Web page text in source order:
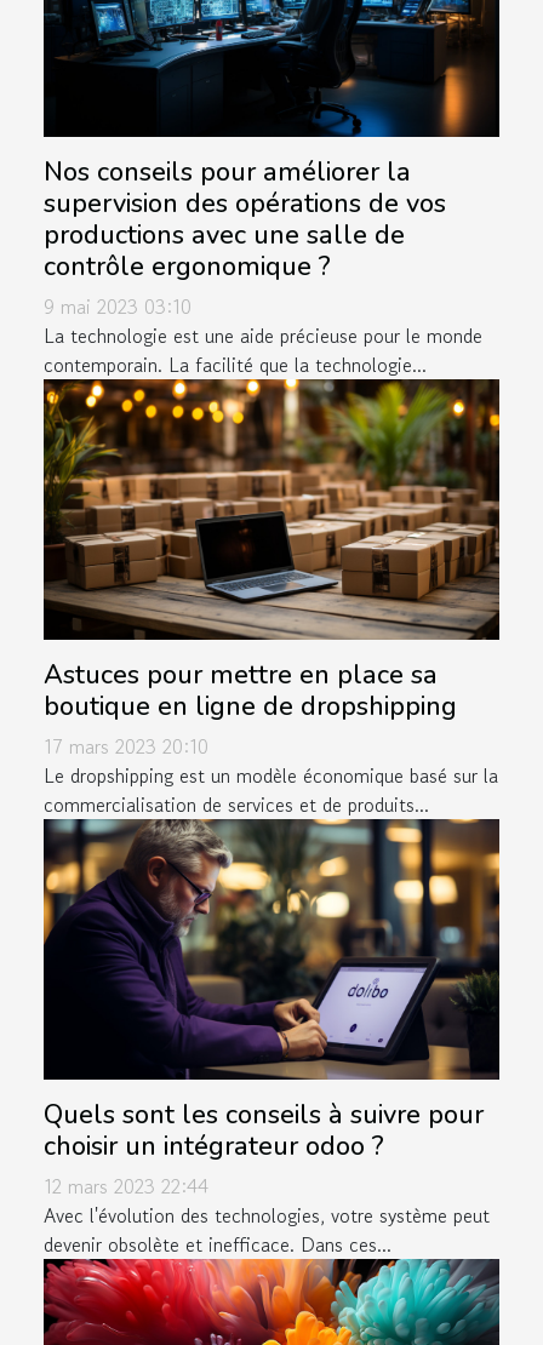
Nos conseils pour améliorer la
supervision des opérations de vos
productions avec une salle de
contrôle ergonomique ?
9 mai 2023 03:10
La technologie est une aide précieuse pour le monde
contemporain. La facilité que la technologie...
Astuces pour mettre en place sa
boutique en ligne de dropshipping
17 mars 2023 20:10
Le dropshipping est un modèle économique basé sur la
commercialisation de services et de produits...
Quels sont les conseils à suivre pour
choisir un intégrateur odoo ?
12 mars 2023 22:44
Avec l'évolution des technologies, votre système peut
devenir obsolète et inefficace. Dans ces...